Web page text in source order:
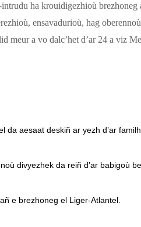
ha krouidigezhioù brezhoneg
ensavadurioù, hag
meur a vo dalc’het d’ar 24 a viz
da aesaat deskiñ ar yezh d’ar
divyezhek da reiñ d’ar babigoù
e brezhoneg el Liger-Atlantel.